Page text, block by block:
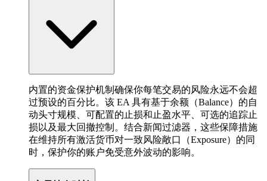
内置的资金保护机制确保你每笔交易的风险永远不会超
过预设的百分比。该 EA 具有基于余额（Balance）的自
动头寸规模、可配置的止损和止盈水平、可选的追踪止
损以及最大回撤控制。结合新闻过滤器，这些保障措施
在维持所有激活货币对一致风险敞口（Exposure）的同
时，保护你的账户免受意外波动的影响。